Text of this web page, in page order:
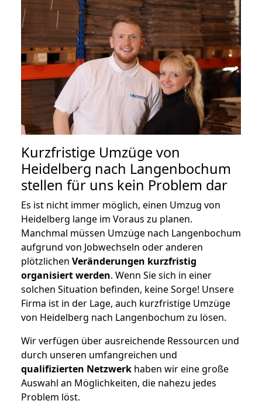
Kurzfristige Umzüge von
Heidelberg nach Langenbochum
stellen für uns kein Problem dar
Es ist nicht immer möglich, einen Umzug von
Heidelberg lange im Voraus zu planen.
Manchmal müssen Umzüge nach Langenbochum
aufgrund von Jobwechseln oder anderen
plötzlichen Veränderungen kurzfristig
organisiert werden. Wenn Sie sich in einer
solchen Situation befinden, keine Sorge! Unsere
Firma ist in der Lage, auch kurzfristige Umzüge
von Heidelberg nach Langenbochum zu lösen.
Wir verfügen über ausreichende Ressourcen und
durch unseren umfangreichen und
qualifizierten Netzwerk haben wir eine große
Auswahl an Möglichkeiten, die nahezu jedes
Problem löst.